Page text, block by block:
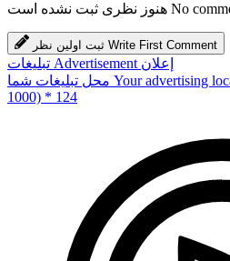
هنوز نظری ثبت نشده است No
ثبت اولین نظر Write First Comment
تبلیغات Advertisement إعلان
محل تبلیغات شما Your advertising
1000) * 124